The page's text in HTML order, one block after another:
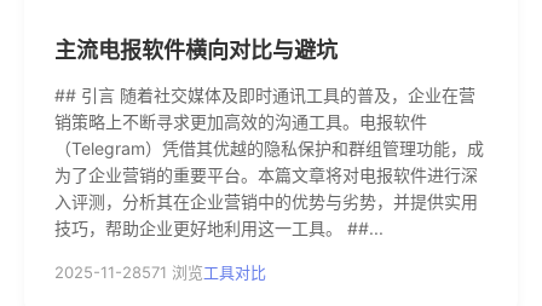
主流电报软件横向对比与避坑
## 引言 随着社交媒体及即时通讯工具的普及，企业在营
销策略上不断寻求更加高效的沟通工具。电报软件
（Telegram）凭借其优越的隐私保护和群组管理功能，成
为了企业营销的重要平台。本篇文章将对电报软件进行深
入评测，分析其在企业营销中的优势与劣势，并提供实用
技巧，帮助企业更好地利用这一工具。 ##...
2025-11-28571 浏览工具对比